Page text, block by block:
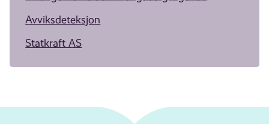
Avviksdeteksjon
Statkraft AS